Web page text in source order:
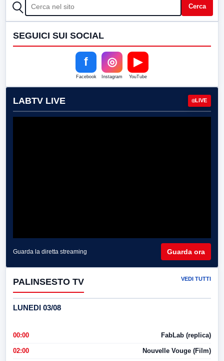
CERCA Cerca
SEGUICI SUI SOCIAL
f
Facebook
◎
Instagram
▶
YouTube
LABTV LIVE LIVE
Guarda la diretta streaming Guarda ora
PALINSESTO TV VEDI TUTTI
LUNEDI 03/08
00:00 FabLab (replica)
02:00 Nouvelle Vouge (Film)